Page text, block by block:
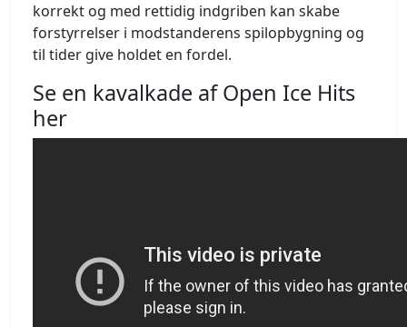
korrekt og med rettidig indgriben kan skabe
forstyrrelser i modstanderens spilopbygning og
til tider give holdet en fordel.
Se en kavalkade af Open Ice Hits
her